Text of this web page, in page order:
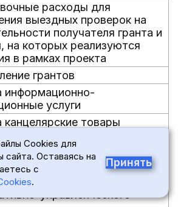
расходы для
выездных проверок на
получателя гранта и
на которых реализуются
в рамках проекта
грантов
информационно-
услуги
канцелярские товары
работ (услуг)
экспертов и (или)
труда
управленческого
Cookies для
сайта. Оставаясь на
с
.
Принять